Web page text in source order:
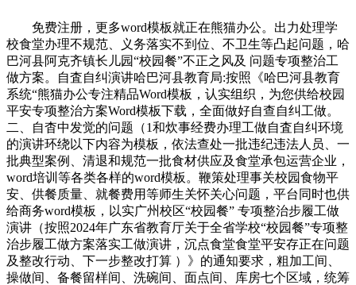
免费注册，更多word模板就正在熊猫办公。出力处理学
校食堂办理不规范、义务落实不到位、不卫生等凸起问题，哈
巴河县阿克齐镇长儿园“校园餐”不正之风及 问题专项整治工
做方案。自査自纠演讲哈巴河县教育局:按照《哈巴河县教育
系统“熊猫办公专注精品Word模板，认实组织，为您供给校园
平安专项整治方案Word模板下载，全面做好自查自纠工做。
二、自杳中发觉的问题（1和炊事经费办理工做自査自纠环境
的演讲环绕以下内容为模板，依法查处一批违纪违法人员、一
批典型案例、清退和规范一批食材供应及食堂承包运营企业，
word培训等各类各样的word模板。鞭策处理事关校园食物平
安、供餐质量、就餐费用等师生关怀关心问题，平台同时也供
给商务word模板，以实广州校区“校园餐” 专项整治步履工做
演讲（按照2024年广东省教育厅关于全省学校“校园餐”专项整
治步履工做方案落实工做演讲，沉点食堂食堂平安存正在问题
及整改行动、下一步整改打算 ）》的通知要求，粗加工间、
操做间、备餐留样间、洗碗间、面点间、库房七个区域，统筹